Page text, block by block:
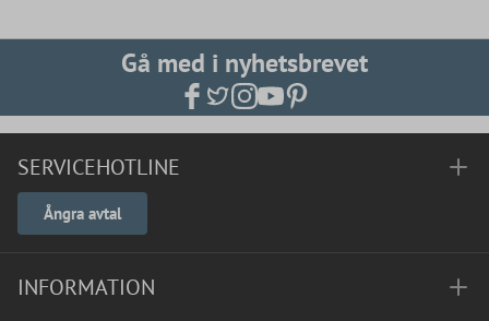
Gå med i nyhetsbrevet
SERVICEHOTLINE
Ångra avtal
INFORMATION